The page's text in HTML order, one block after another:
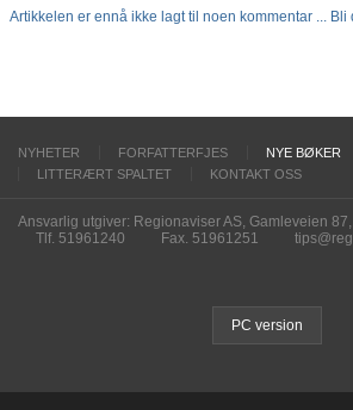
Artikkelen er ennå ikke lagt til noen kommentar ... Bli
NYHETER FORFATTERFJES NYE BØKER
LITTERÆRT SPALTET
KONTAKT OSS
Ansvarlig utgiver: Regionaviser AS, Gamleveien
Tlf. 51961240
Fax. 51961251
PC version